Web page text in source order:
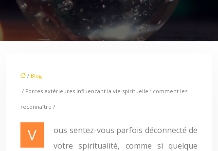
/ Blog
/ Forces extérieures influencant la vie spirituelle : comment les
reconnaître ?
Vous sentez-vous parfois déconnecté de
votre spiritualité, comme si quelque